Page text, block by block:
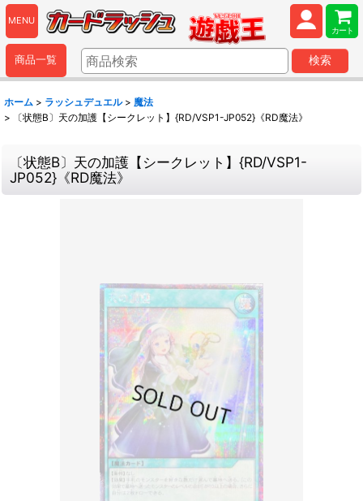
MENU
カート
商品一覧 検索
ホーム > ラッシュデュエル > 魔法
>
〔状態B〕天の加護【シークレット】{RD/VSP1-JP052}《RD魔法》
〔状態B〕天の加護【シークレット】{RD/VSP1-
JP052}《RD魔法》